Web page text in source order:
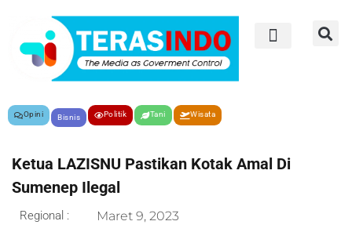
Opini Bisnis Politik Tani Wisata
Ketua LAZISNU Pastikan Kotak Amal Di
Sumenep Ilegal
Regional : Maret 9, 2023